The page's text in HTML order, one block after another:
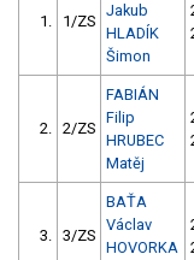
1. 1/ZS
Jakub
HLADÍK
Šimon
2. 2/ZS
FABIÁN
Filip
HRUBEC
Matěj
3. 3/ZS
BAŤA
Václav
HOVORKA